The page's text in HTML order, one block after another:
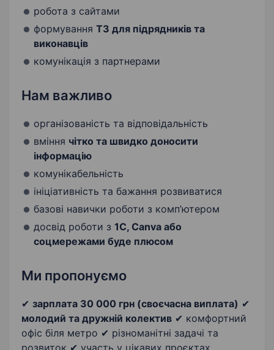
робота з сайтами
формування ТЗ для підрядників та
виконавців
комунікація з партнерами
Нам важливо
організованість та відповідальність
вміння чітко та швидко доносити
інформацію
комунікабельність
ініціативність та бажання розвиватися
базові навички роботи з комп’ютером
досвід роботи з 1С, Canva або
соцмережами буде плюсом
Ми пропонуємо
✔ зарплата 30 000 грн (своєчасна виплата) ✔
молодий та дружній колектив ✔ комфортний
офіс біля метро ✔ різноманітні задачі та
розвиток ✔ участь у цікавих проєктах